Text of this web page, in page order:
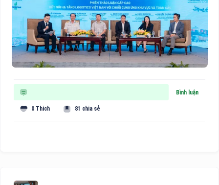
Bình luận
0 Thích 81 chia sẻ